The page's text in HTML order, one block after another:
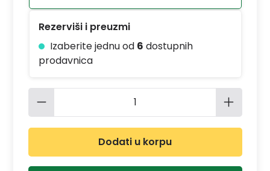
Rezerviši i preuzmi
Izaberite jednu od 6 dostupnih
prodavnica
Količina proizvoda: Unesite
Dodati u korpu